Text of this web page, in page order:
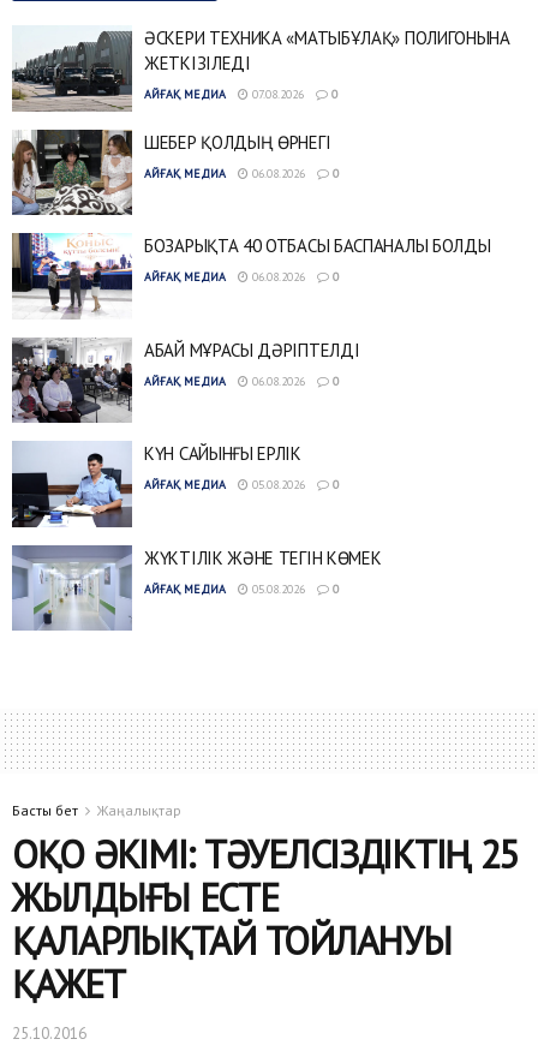
ӘСКЕРИ ТЕХНИКА «МАТЫБҰЛАҚ» ПОЛИГОНЫНА
ЖЕТКІЗІЛЕДІ
АЙҒАҚ МЕДИА 07.08.2026 0
ШЕБЕР ҚОЛДЫҢ ӨРНЕГІ
АЙҒАҚ МЕДИА 06.08.2026 0
БОЗАРЫҚТА 40 ОТБАСЫ БАСПАНАЛЫ БОЛДЫ
АЙҒАҚ МЕДИА 06.08.2026 0
АБАЙ МҰРАСЫ ДӘРІПТЕЛДІ
АЙҒАҚ МЕДИА 06.08.2026 0
КҮН САЙЫНҒЫ ЕРЛІК
АЙҒАҚ МЕДИА 05.08.2026 0
ЖҮКТІЛІК ЖӘНЕ ТЕГІН КӨМЕК
АЙҒАҚ МЕДИА 05.08.2026 0
Басты бет Жаңалықтар
ОҚО ӘКІМІ: ТӘУЕЛСІЗДІКТІҢ 25
ЖЫЛДЫҒЫ ЕСТЕ
ҚАЛАРЛЫҚТАЙ ТОЙЛАНУЫ
ҚАЖЕТ
25.10.2016